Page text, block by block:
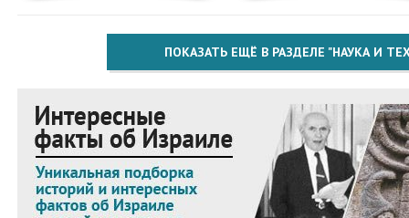
ПОКАЗАТЬ ЕЩЁ В РАЗДЕЛЕ "НАУКА И